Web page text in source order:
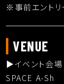
※事前エントリ
VENUE
▶︎イベント会場
SPACE A-Sh